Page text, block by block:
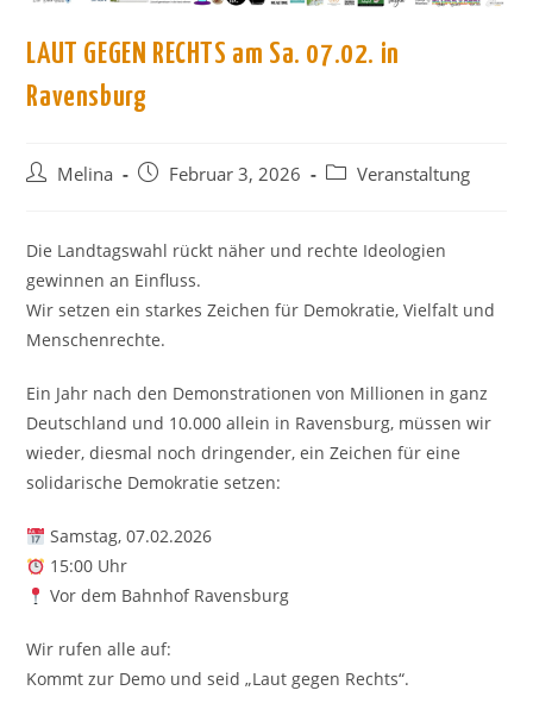
LAUT GEGEN RECHTS am Sa. 07.02. in
Ravensburg
Beitrags-
Melina
BeitragFebruar 3, 2026
Beitrags-
Veranstaltung
Die Landtagswahl rückt näher und rechte Ideologien
gewinnen an Einfluss.
Wir setzen ein starkes Zeichen für Demokratie, Vielfalt und
Menschenrechte.
Ein Jahr nach den Demonstrationen von Millionen in ganz
Deutschland und 10.000 allein in Ravensburg, müssen wir
wieder, diesmal noch dringender, ein Zeichen für eine
solidarische Demokratie setzen:
Samstag, 07.02.2026
15:00 Uhr
Vor dem Bahnhof Ravensburg
Wir rufen alle auf:
Kommt zur Demo und seid „Laut gegen Rechts“.